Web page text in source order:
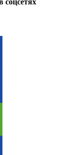
соцсетях